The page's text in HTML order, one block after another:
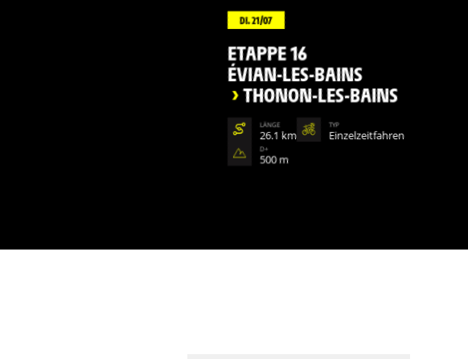
DI. 21/07
ETAPPE 16
ÉVIAN-LES-BAINS
>THONON-LES-BAINS
LÄNGE
26.1 km
TYP
Einzelzeitfahren
D+
500 m